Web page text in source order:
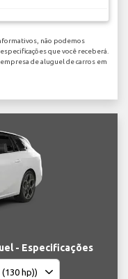
não podemos
que você receberá.
de aluguel de carros em
- Especificações